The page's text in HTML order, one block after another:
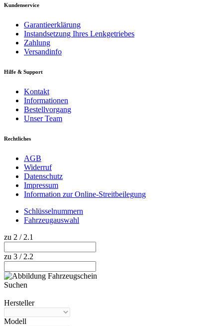
Kundenservice
Garantieerklärung
Instandsetzung Ihres Lenkgetriebes
Zahlung
Versandinfo
Hilfe & Support
Kontakt
Informationen
Bestellvorgang
Unser Team
Rechtliches
AGB
Widerruf
Datenschutz
Impressum
Information zur Online-Streitbeilegung
Schlüsselnummern
Fahrzeugauswahl
zu 2 / 2.1
zu 3 / 2.2
Suchen
Hersteller
Modell